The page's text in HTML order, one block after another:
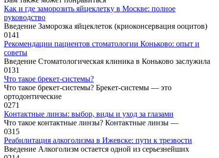
Как и где заморозить яйцеклетку в Москве: полное
руководство
Введение Заморозка яйцеклеток (криоконсервация ооцитов)
0141
Рекомендации пациентов стоматологии Коньково: опыт и
советы
Введение Стоматологическая клиника в Коньково заслужила
0131
Что такое брекет-системы?
Что такое брекет-системы? Брекет-системы — это
ортодонтические
0271
Контактные линзы: выбор, виды и уход за глазами
Что такое контактные линзы? Контактные линзы —
0315
Реабилитация алкоголизма в Ижевске: пути к трезвости
Введение Алкоголизм остается одной из серьезнейших